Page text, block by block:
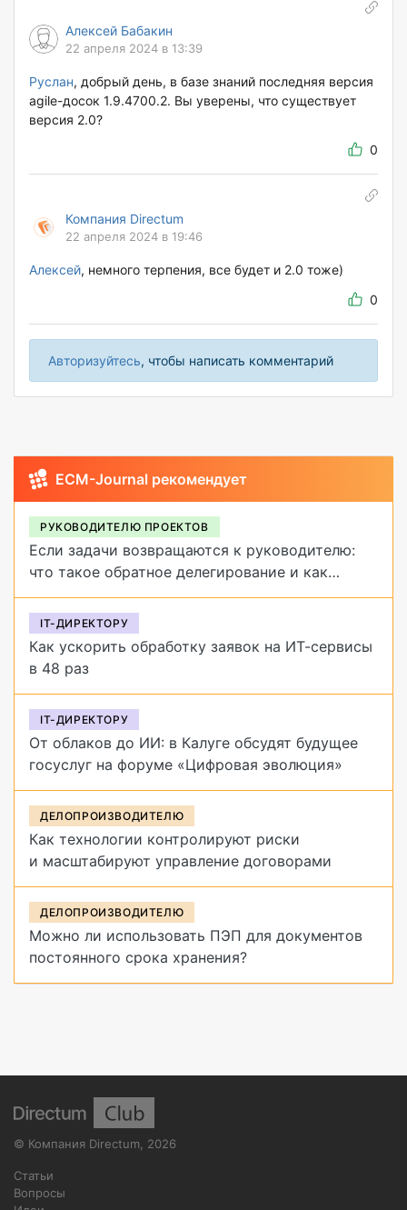
Алексей Бабакин
22 апреля 2024 в 13:39
Руслан, добрый день, в базе знаний последняя версия
agile-досок 1.9.4700.2. Вы уверены, что существует
версия 2.0?
0
Компания Directum
22 апреля 2024 в 19:46
Алексей, немного терпения, все будет и 2.0 тоже)
0
Авторизуйтесь, чтобы написать комментарий
ECM-Journal рекомендует
РУКОВОДИТЕЛЮ ПРОЕКТОВ
Если задачи возвращаются к руководителю:
что такое обратное делегирование и как
от него избавиться
IT-ДИРЕКТОРУ
Как ускорить обработку заявок на ИТ-сервисы
в 48 раз
IT-ДИРЕКТОРУ
От облаков до ИИ: в Калуге обсудят будущее
госуслуг на форуме «Цифровая эволюция»
ДЕЛОПРОИЗВОДИТЕЛЮ
Как технологии контролируют риски
и масштабируют управление договорами
ДЕЛОПРОИЗВОДИТЕЛЮ
Можно ли использовать ПЭП для документов
постоянного срока хранения?
© Компания Directum 2026
Статьи
Вопросы